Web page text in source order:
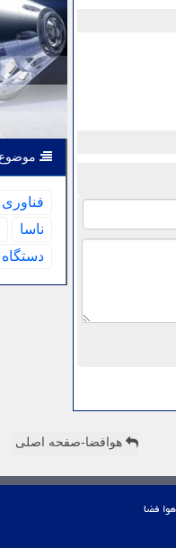
فناوری
ناسا
دستگاه
هوافضا-صفحه اصلی
فضا